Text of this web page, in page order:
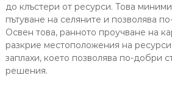
до клъстери от ресурси. Това
пътуване на селяните и позволява
Освен това, ранното проучване на
разкрие местоположения на
заплахи, което позволява по-добри
решения.